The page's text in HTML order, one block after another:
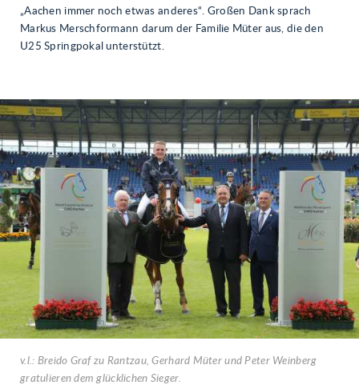
„Aachen immer noch etwas anderes“. Großen Dank sprach
Markus Merschformann darum der Familie Müter aus, die den
U25 Springpokal unterstützt.
v.l.: Breido Graf zu Rantzau, Gerhard Müter und Peter Weinberg
gratulieren dem glücklichen Sieger.